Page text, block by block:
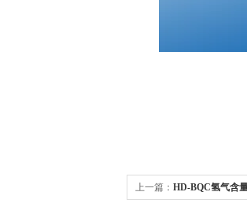
上一篇： HD-BQC氢气含